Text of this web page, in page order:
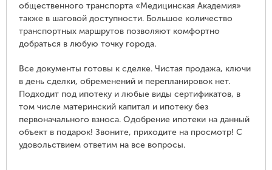
общественного транспорта «Медицинская Академия»
также в шаговой доступности. Большое количество
транспортных маршрутов позволяют комфортно
добраться в любую точку города.
Все документы готовы к сделке. Чистая продажа, ключи
в день сделки, обременений и перепланировок нет.
Подходит под ипотеку и любые виды сертификатов, в
том числе материнский капитал и ипотеку без
первоначального взноса. Одобрение ипотеки на данный
объект в подарок! Звоните, приходите на просмотр! С
удовольствием ответим на все вопросы.